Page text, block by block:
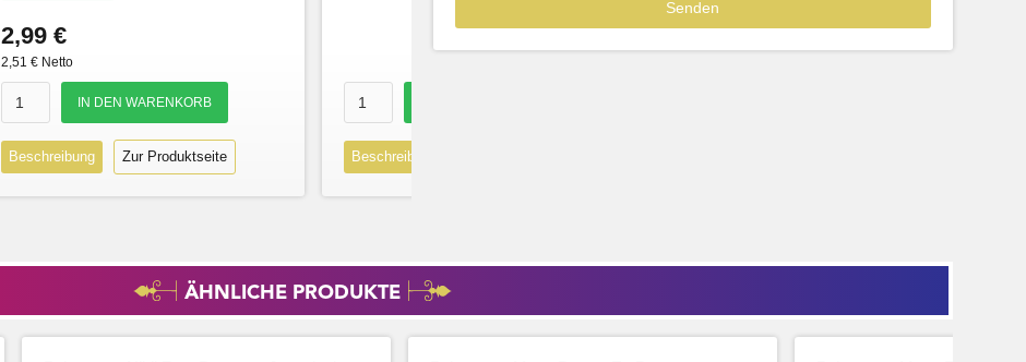
2,99 €
2,51 € Netto
Beschreibung Zur Produktseite Beschreibung
39,99
ÄHNLICHE PRODUKTE